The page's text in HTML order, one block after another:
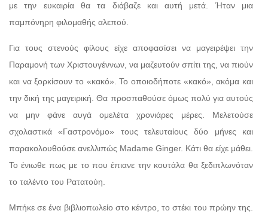
με την ευκαιρία θα τα διάβαζε και αυτή μετά. Ήταν μια
παμπόνηρη φιλομαθής αλεπού.
Για τους στενούς φίλους είχε αποφασίσει να μαγειρέψει την
Παραμονή των Χριστουγέννων, να μαζευτούν σπίτι της, να πιούν
και να ξορκίσουν το «κακό». Το οποιοδήποτε «κακό», ακόμα και
την δική της μαγειρική. Θα προσπαθούσε όμως πολύ για αυτούς
να μην φάνε αυγά ομελέτα χρονιάρες μέρες. Μελετούσε
σχολαστικά «Γαστρονόμο» τους τελευταίους δύο μήνες και
παρακολουθούσε ανελλιπώς Madame Ginger. Κάτι θα είχε μάθει.
Το ένιωθε πως με το που έπιανε την κουτάλα θα ξεδιπλωνόταν
το ταλέντο του Ρατατούη.
Μπήκε σε ένα βιβλιοπωλείο στο κέντρο, το στέκι του πρώην της.